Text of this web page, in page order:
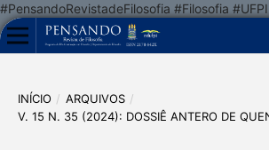
#PensandoRevistadeFilosofia #Filosofia
INÍCIO / ARQUIVOS /
V. 15 N. 35 (2024): DOSSIÊ ANTERO DE